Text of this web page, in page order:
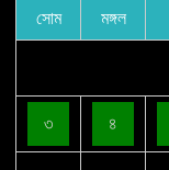
সোম মঙ্গল
৩ ৪